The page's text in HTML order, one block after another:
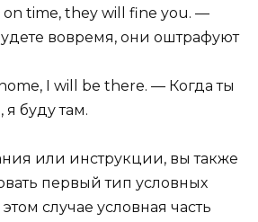
on time, they will fine you. —
вовремя, они оштрафуют
I will be there. — Когда ты
буду там.
или инструкции, вы также
первый тип условных
случае условная часть